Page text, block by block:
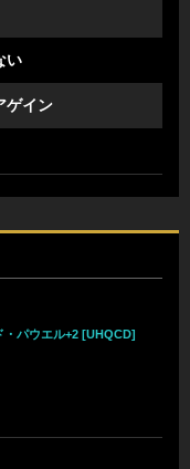
い
ゲイン
・パウエル+2 [UHQCD]